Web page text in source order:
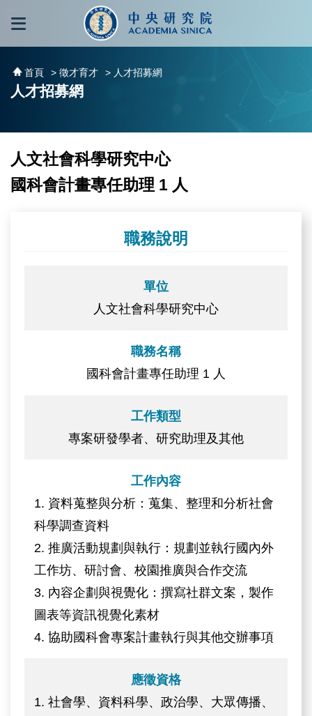
跳到主要內容區塊
首頁 > 徵才育才 > 人才招募網
人才招募網
人文社會科學研究中心
國科會計畫專任助理 1 人
職務說明
單位
人文社會科學研究中心
職務名稱
國科會計畫專任助理 1 人
工作類型
專案研發學者、研究助理及其他
工作內容
1. 資料蒐整與分析：蒐集、整理和分析社會
科學調查資料
2. 推廣活動規劃與執行：規劃並執行國內外
工作坊、研討會、校園推廣與合作交流
3. 內容企劃與視覺化：撰寫社群文案，製作
圖表等資訊視覺化素材
4. 協助國科會專案計畫執行與其他交辦事項
應徵資格
1. 社會學、資料科學、政治學、大眾傳播、